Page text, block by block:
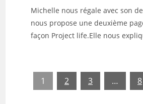
Michelle nous régale avec son
nous propose une deuxième
façon Project life.Elle nous
1 2 3 … 8